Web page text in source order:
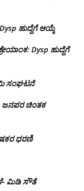
ಹುದ್ದೆಗೆ ಆಯ್ಕೆ
Dysp ಹುದ್ದೆಗೆ
ಸಂಘಟನೆ
ಜನಪರ ಚಿಂತಕ
ಧರಣಿ
ಮಿಡಿ ಸೌತೆ